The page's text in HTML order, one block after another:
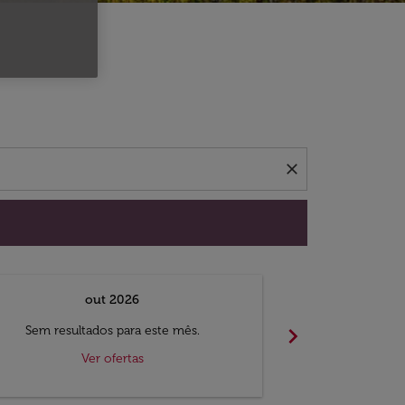
close
out 2026
Sem resultados para este mês.
Ver ofertas
chevron_right